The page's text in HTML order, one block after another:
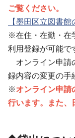
ご覧ください。
【墨田区立図書館
※在住・在勤・在
利用登録が可能で
オンライン申請
録内容の変更の手
※オンライン申請
行います。また、